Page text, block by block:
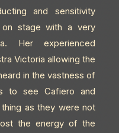
and sensitivity
stage with a very
Her experienced
Victoria allowing the
in the vastness of
to see Cafiero and
as they were not
the energy of the